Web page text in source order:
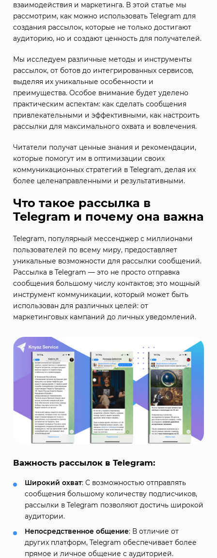
взаимодействия и маркетинга. В этой статье мы
рассмотрим, как можно использовать Telegram для
создания рассылок, которые не только достигают
аудиторию, но и создают ценность для получателей.
Мы исследуем различные методы и инструменты
рассылок, от ботов до интегрированных сервисов,
выделяя их уникальные особенности и
преимущества. Особое внимание будет уделено
практическим аспектам: как сделать сообщения
привлекательными и эффективными, как настроить
рассылки для максимального охвата и вовлечения.
Читатели получат ценные знания и рекомендации,
которые помогут им в оптимизации своих
коммуникационных стратегий в Telegram, делая их
более целенаправленными и результативными.
Что такое рассылка в
Telegram и почему она важна
Telegram, популярный мессенджер с миллионами
пользователей по всему миру, предоставляет
уникальные возможности для рассылки сообщений.
Рассылка в Telegram — это не просто отправка
сообщения большому числу контактов; это мощный
инструмент коммуникации, который может быть
использован для различных целей: от
маркетинговых кампаний до личных уведомлений.
Важность рассылок в Telegram:
Широкий охват: С возможностью отправлять
сообщения большому количеству подписчиков,
рассылки в Telegram позволяют достичь широкой
аудитории.
Непосредственное общение: В отличие от
других платформ, Telegram обеспечивает более
прямое и личное общение с аудиторией.